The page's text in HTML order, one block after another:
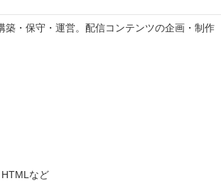
・保守・運営。配信コンテンツの企画・制作
など